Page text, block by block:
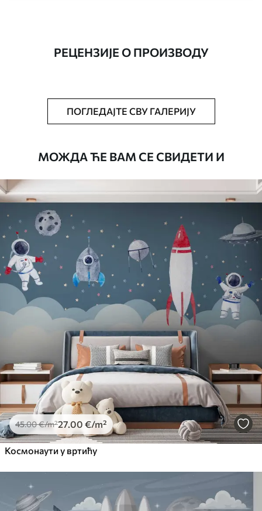
Тапета се може нежно очистити меким
сунђером. Позадине са завршном
водом.
Доступни материјали
Standard
45.0027 .00 /m²
Premium
56 .6734 .00€ /m²
Premium Vinil
65.0039 /m²
Peel and Stick
81.6749.00 €/m²
РЕЦЕНЗИЈЕ О ПРОИЗВОДУ
ПОГЛЕДАЈТЕ СВУ ГАЛЕРИЈУ
МОЖДА ЋЕ ВАМ СЕ СВИДЕТИ И
45.00€/m²27.00 €/m²
Космонаути у вртићу